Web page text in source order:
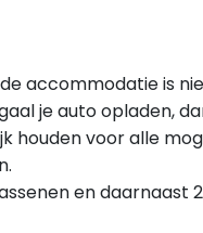
accommodatie is
je auto opladen,
voor alle
en daarnaast